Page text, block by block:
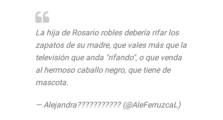
La hija de Rosario robles debería rifar los
zapatos de su madre, que vales más que la
televisión que anda "rifando", o que venda
al hermoso caballo negro, que tiene de
mascota.
— Alejandra??????????? (@AleFerruzcaL)